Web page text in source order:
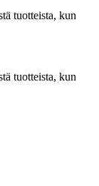
tuotteista, kun
tuotteista, kun